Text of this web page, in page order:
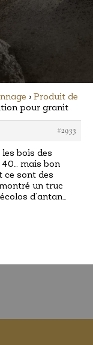
› Produit de
pour granit
#2933
bois des
mais bon
ce sont des
un truc
d’antan…